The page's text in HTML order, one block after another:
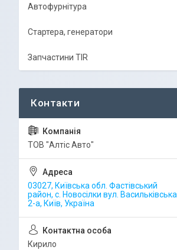
Автофурнітура
Стартера, генератори
Запчастини TIR
ТОВ "Алтіс Авто"
03027, Київська обл. Фастівський
район, с. Новосілки вул. Васильківська
2-а, Київ, Україна
Кирило